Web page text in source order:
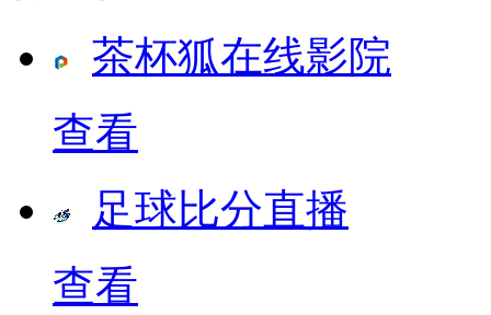
茶杯狐在线影院
查看
足球比分直播
查看